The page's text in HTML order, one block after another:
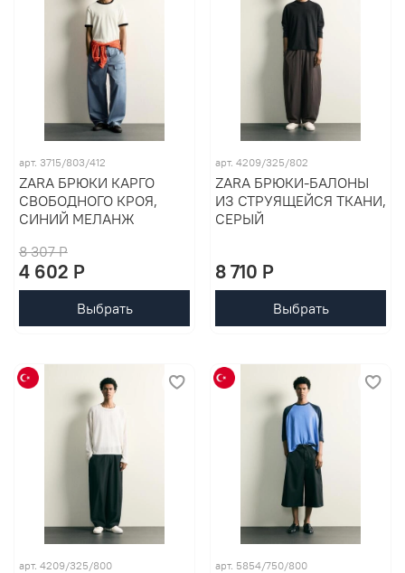
арт. 3715/803/412
ZARA БРЮКИ КАРГО
СВОБОДНОГО КРОЯ,
СИНИЙ МЕЛАНЖ
8 307 P
4 602 P
Выбрать
арт. 4209/325/802
ZARA БРЮКИ-БАЛОНЫ
ИЗ СТРУЯЩЕЙСЯ ТКАНИ,
СЕРЫЙ
8 710 P
Выбрать
арт. 4209/325/800 арт. 5854/750/800